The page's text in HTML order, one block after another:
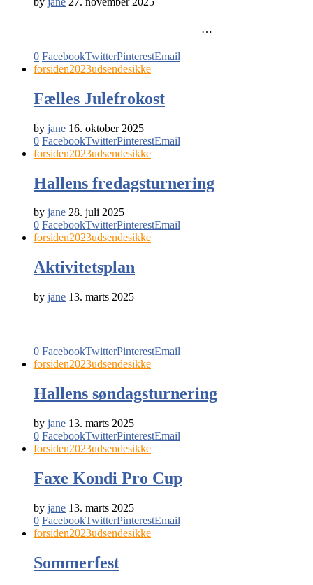
…
0 FacebookTwitterPinterestEmail
forsiden2023udsendesikke
Fælles Julefrokost
by jane 16. oktober 2025
0 FacebookTwitterPinterestEmail
forsiden2023udsendesikke
Hallens fredagsturnering
by jane 28. juli 2025
0 FacebookTwitterPinterestEmail
forsiden2023udsendesikke
Aktivitetsplan
by jane 13. marts 2025
0 FacebookTwitterPinterestEmail
forsiden2023udsendesikke
Hallens søndagsturnering
by jane 13. marts 2025
0 FacebookTwitterPinterestEmail
forsiden2023udsendesikke
Faxe Kondi Pro Cup
by jane 13. marts 2025
0 FacebookTwitterPinterestEmail
forsiden2023udsendesikke
Sommerfest